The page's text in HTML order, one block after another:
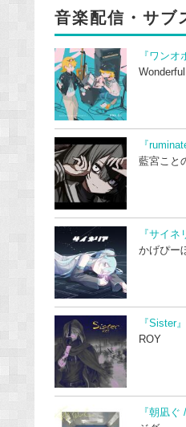
音楽配信・サブ
『ワンオ
『
藍宮こと
『サイネ
かげぴー
『Sister』
ROY
『朝凪ぐ